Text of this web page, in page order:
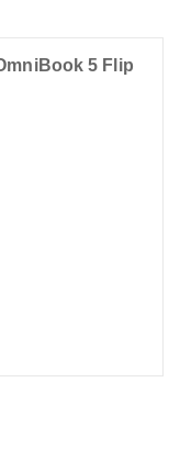
5 Flip